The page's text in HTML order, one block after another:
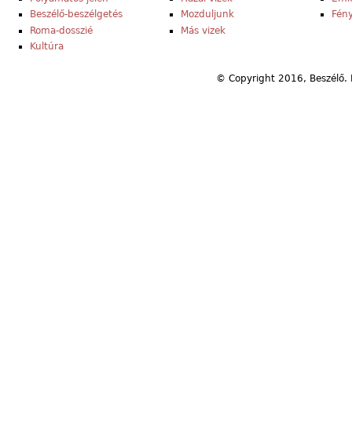
Beszélő-beszélgetés
Roma-dosszié
Kultúra
Mozduljunk
Más vizek
© Copyright 2016,